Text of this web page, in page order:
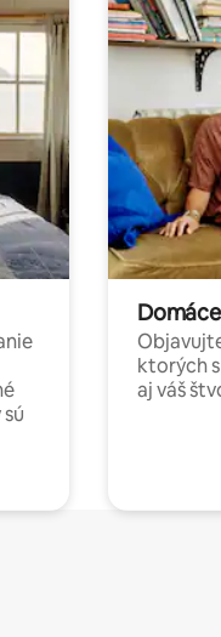
ktorých
aj váš